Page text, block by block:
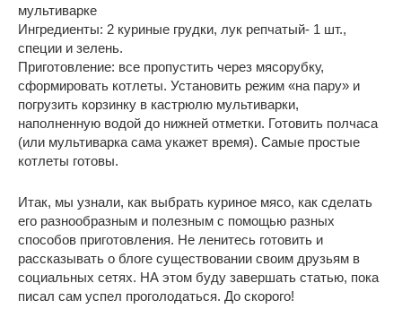
мультиварке
Ингредиенты: 2 куриные грудки, лук репчатый- 1 шт.,
специи и зелень.
Приготовление: все пропустить через мясорубку,
сформировать котлеты. Установить режим «на пару» и
погрузить корзинку в кастрюлю мультиварки,
наполненную водой до нижней отметки. Готовить полчаса
(или мультиварка сама укажет время). Самые простые
котлеты готовы.
Итак, мы узнали, как выбрать куриное мясо, как сделать
его разнообразным и полезным с помощью разных
способов приготовления. Не ленитесь готовить и
рассказывать о блоге существовании своим друзьям в
социальных сетях. НА этом буду завершать статью, пока
писал сам успел проголодаться. До скорого!